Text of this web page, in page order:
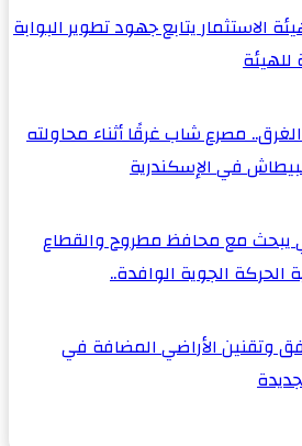
الاستثمار يتابع جهود تطوير البوابة
للهيئة
الغرق.. مصرع شاب غرقًا أثناء محاولته
في الإسكندرية
يبحث مع محافظ مطروح والقطاع
الجوية الوافدة..
وتقنين الأراضي المضافة في